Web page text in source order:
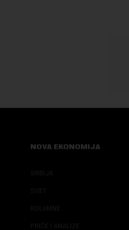
NOVA EKONOMIJA
SRBIJA
SVET
KOLUMNE
PRIČE I ANALIZE